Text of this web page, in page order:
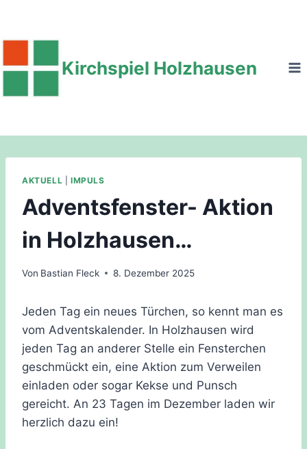
springen
Kirchspiel Holzhausen
AKTUELL IMPULS
Adventsfenster- Aktion
in Holzhausen…
Von Bastian Fleck 8. Dezember 2025
Jeden Tag ein neues Türchen, so kennt man es
vom Adventskalender. In Holzhausen wird
jeden Tag an anderer Stelle ein Fensterchen
geschmückt ein, eine Aktion zum Verweilen
einladen oder sogar Kekse und Punsch
gereicht. An 23 Tagen im Dezember laden wir
herzlich dazu ein!